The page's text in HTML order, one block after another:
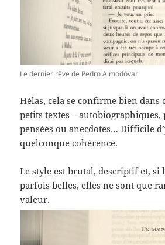
Le dernier rêve de Pedro Almodóvar
Hélas, cela se confirme bien
petits textes –
pensées ou anecdotes… Difficile
quelconque cohérence.
Le style est brutal, descriptif et, si
parfois belles, elles ne sont que
valeur.